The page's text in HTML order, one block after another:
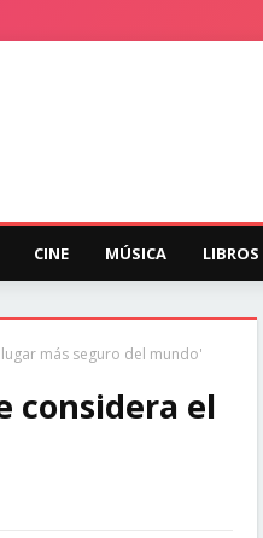
CINE MÚSICA LIBROS
más seguro del mundo'
considera el